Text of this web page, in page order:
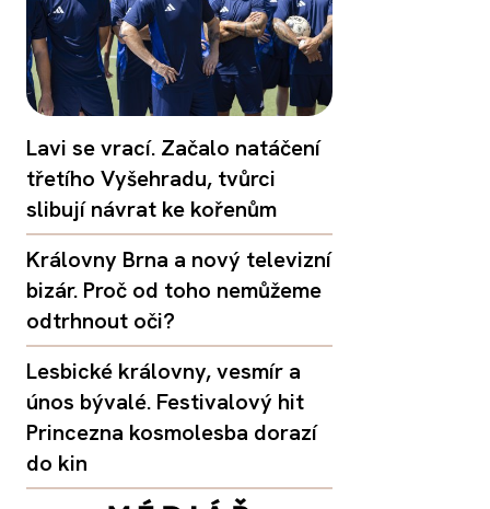
Lavi se vrací. Začalo natáčení
třetího Vyšehradu, tvůrci
slibují návrat ke kořenům
Královny Brna a nový televizní
bizár. Proč od toho nemůžeme
odtrhnout oči?
Lesbické královny, vesmír a
únos bývalé. Festivalový hit
Princezna kosmolesba dorazí
do kin